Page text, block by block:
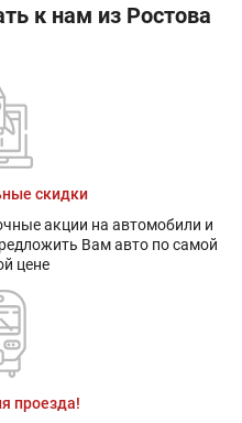
к нам из Ростова
скидки
акции на автомобили и
Вам авто по самой
цене
проезда!